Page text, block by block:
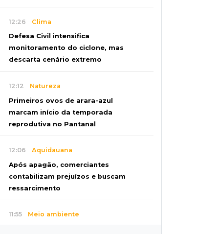
12:26 Clima
Defesa Civil intensifica
monitoramento do ciclone, mas
descarta cenário extremo
12:12 Natureza
Primeiros ovos de arara-azul
marcam início da temporada
reprodutiva no Pantanal
12:06 Aquidauana
Após apagão, comerciantes
contabilizam prejuízos e buscam
ressarcimento
11:55 Meio ambiente